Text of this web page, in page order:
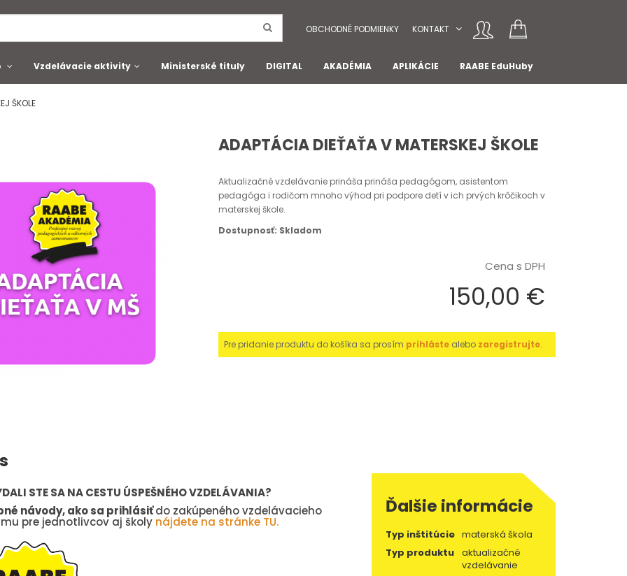
OBCHODNÉ PODMIENKY KONTAKT
Vzdelávacie aktivity Ministerské tituly DIGITAL AKADÉMIA APLIKÁCIE RAABE EduHuby
ŠKOLE
ADAPTÁCIA DIEŤAŤA V MATERSKEJ ŠKOLE
Aktualizačné vzdelávanie prináša prináša pedagógom, asistentom
pedagóga i rodičom mnoho výhod pri podpore detí v ich prvých krôčikoch v
materskej škole.
Dostupnosť: Skladom
Cena s DPH
150,00 €
Pre pridanie produktu do košíka sa prosím prihláste alebo zaregistrujte.
STE SA NA CESTU ÚSPEŠNÉHO VZDELÁVANIA?
návody, ako sa prihlásiťdo zakúpeného vzdelávacieho
pre jednotlivcov aj školy nájdete na stránke TU.
Ďalšie informácie
Typ inštitúcie materská škola
Typ produktu
aktualizačné
vzdelávanie